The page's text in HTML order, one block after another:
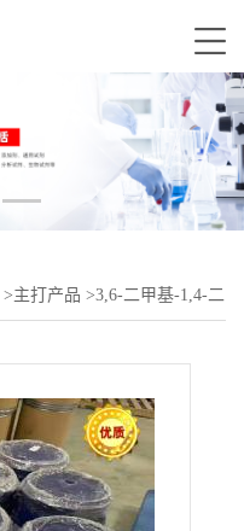
>主打产品 >3,6-二甲基-1,4-二